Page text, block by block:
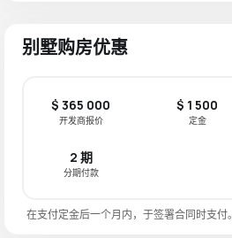
别墅购房优惠
$ 365 000
开发商报价
$ 1 500
定金
2 期
分期付款
在支付定金后一个月内，于签署合同时支付。